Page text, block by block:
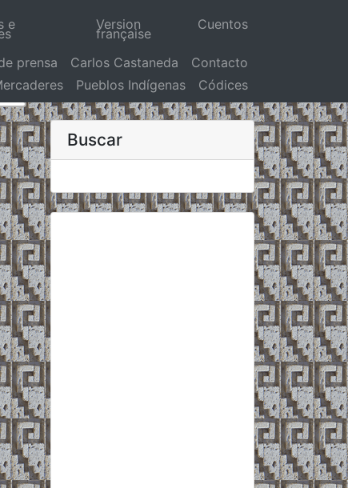
e Version
française
Cuentos
prensa Carlos Castaneda
Contacto
Pueblos Indígenas Códices
Buscar